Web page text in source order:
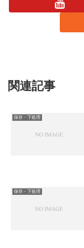
関連記事
保存・下処理
保存・下処理